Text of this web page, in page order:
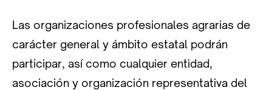
Las organizaciones profesionales agrarias de
carácter general y ámbito estatal podrán
participar, así como cualquier entidad,
asociación y organización representativa del